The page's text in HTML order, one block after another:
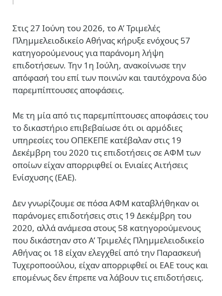
Στις 27 Ιούνη του 2026, το Α’ Τριμελές
Πλημμελειοδικείο Αθήνας κήρυξε ενόχους 57
κατηγορούμενους για παράνομη λήψη
επιδοτήσεων. Την 1η Ιούλη, ανακοίνωσε την
απόφασή του επί των ποινών και ταυτόχρονα δύο
παρεμπίπτουσες αποφάσεις.
Με τη μία από τις παρεμπίπτουσες αποφάσεις του
το δικαστήριο επιβεβαίωσε ότι οι αρμόδιες
υπηρεσίες του ΟΠΕΚΕΠΕ κατέβαλαν στις 19
Δεκέμβρη του 2020 τις επιδοτήσεις σε ΑΦΜ των
οποίων είχαν απορριφθεί οι Ενιαίες Αιτήσεις
Ενίσχυσης (ΕΑΕ).
Δεν γνωρίζουμε σε πόσα ΑΦΜ καταβλήθηκαν οι
παράνομες επιδοτήσεις στις 19 Δεκέμβρη του
2020, αλλά ανάμεσα στους 58 κατηγορούμενους
που δικάστηαν στο Α’ Τριμελές Πλημμελειοδικείο
Αθήνας οι 18 είχαν ελεγχθεί από την Παρασκευή
Τυχεροποούλου, είχαν απορριφθεί οι ΕΑΕ τους και
επομένως δεν έπρεπε να λάβουν τις επιδοτήσεις.